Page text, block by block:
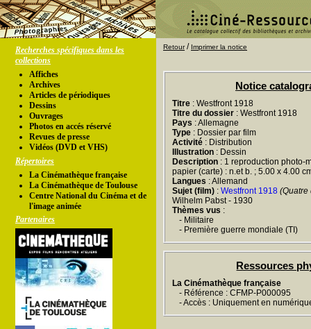
Recherches spécifiques dans les
collections
Affiches
Archives
Articles de périodiques
Dessins
Ouvrages
Photos en accés réservé
Revues de presse
Vidéos (DVD et VHS)
Répertoires
La Cinémathèque française
La Cinémathèque de Toulouse
Centre National du Cinéma et de
l'image animée
Partenaires
Retour/ Imprimer la notice
Notice
Titre : Westfront 1918
Titre du dossier : Westfront 1918
Pays : Allemagne
Type : Dossier par film
Activité : Distribution
Illustration : Dessin
Description : 1 reproduction photo-
papier (carte) : n.et b. ; 5.00 x 4.00
Langues : Allemand
Sujet (film) : Westfront 1918 (Quatre
Wilhelm Pabst - 1930
Thèmes vus :
- Militaire
- Première guerre mondiale (TI)
Ressources
La Cinémathèque française
- Référence : CFMP-P000095
- Accès : Uniquement en